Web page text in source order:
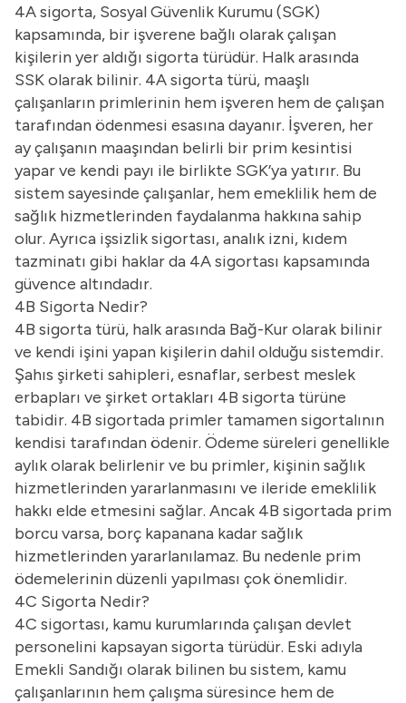
4A sigorta, Sosyal Güvenlik Kurumu (SGK)
kapsamında, bir işverene bağlı olarak çalışan
kişilerin yer aldığı sigorta türüdür. Halk arasında
SSK olarak bilinir. 4A sigorta türü, maaşlı
çalışanların primlerinin hem işveren hem de çalışan
tarafından ödenmesi esasına dayanır. İşveren, her
ay çalışanın maaşından belirli bir prim kesintisi
yapar ve kendi payı ile birlikte SGK’ya yatırır. Bu
sistem sayesinde çalışanlar, hem emeklilik hem de
sağlık hizmetlerinden faydalanma hakkına sahip
olur. Ayrıca işsizlik sigortası, analık izni, kıdem
tazminatı gibi haklar da 4A sigortası kapsamında
güvence altındadır.
4B Sigorta Nedir?
4B sigorta türü, halk arasında Bağ-Kur olarak bilinir
ve kendi işini yapan kişilerin dahil olduğu sistemdir.
Şahıs şirketi sahipleri, esnaflar, serbest meslek
erbapları ve şirket ortakları 4B sigorta türüne
tabidir. 4B sigortada primler tamamen sigortalının
kendisi tarafından ödenir. Ödeme süreleri genellikle
aylık olarak belirlenir ve bu primler, kişinin sağlık
hizmetlerinden yararlanmasını ve ileride emeklilik
hakkı elde etmesini sağlar. Ancak 4B sigortada prim
borcu varsa, borç kapanana kadar sağlık
hizmetlerinden yararlanılamaz. Bu nedenle prim
ödemelerinin düzenli yapılması çok önemlidir.
4C Sigorta Nedir?
4C sigortası, kamu kurumlarında çalışan devlet
personelini kapsayan sigorta türüdür. Eski adıyla
Emekli Sandığı olarak bilinen bu sistem, kamu
çalışanlarının hem çalışma süresince hem de